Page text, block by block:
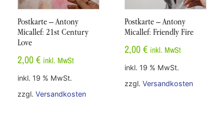
Postkarte – Antony
Micallef: 21st Century
Love
2,00€ inkl. MwSt
inkl. 19 % MwSt.
zzgl. Versandkosten
Postkarte – Antony
Micallef: Friendly Fire
2,00€ inkl. MwSt
inkl. 19 % MwSt.
zzgl. Versandkosten